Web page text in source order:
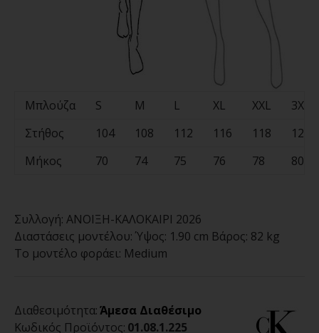
Μπλούζα S M L XL XXL
3XL
Στήθος
104 108 112 116 118
120
Μήκος
70 74 75 76 78 80
Συλλογή: ΑΝΟΙΞΗ-ΚΑΛΟΚΑΙΡΙ 2026
Διαστάσεις μοντέλου: Ύψος: 1.90 cm Βάρος: 82 kg
Το μοντέλο φοράει: Medium
Διαθεσιμότητα:Άμεσα Διαθέσιμο
Κωδικός Προϊόντος: 01.08.1.225